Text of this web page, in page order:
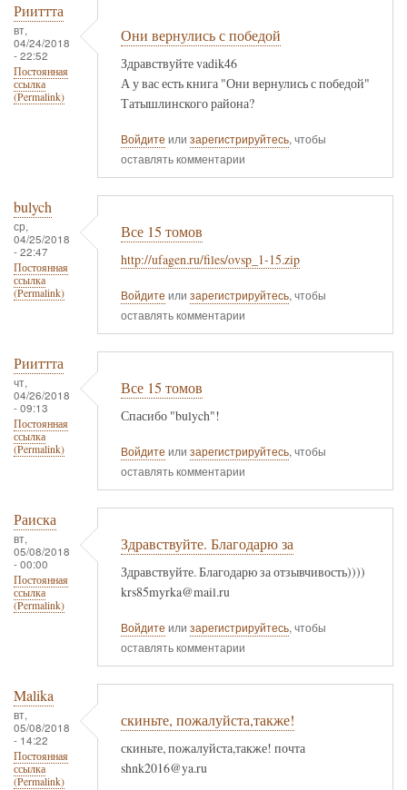
Рииттта
вт,
04/24/2018
- 22:52
Постоянная
ссылка
(Permalink)
Они вернулись с победой
Здравствуйте vadik46
А у вас есть книга "Они вернулись с победой"
Татышлинского района?
Войдите или зарегистрируйтесь, чтобы
оставлять комментарии
bulych
ср,
04/25/2018
- 22:47
Постоянная
ссылка
(Permalink)
Все 15 томов
http://ufagen.ru/files/ovsp_1-15.zip
Войдите или зарегистрируйтесь, чтобы
оставлять комментарии
Рииттта
чт,
04/26/2018
- 09:13
Постоянная
ссылка
(Permalink)
Все 15 томов
Спасибо "bulych"!
Войдите или зарегистрируйтесь, чтобы
оставлять комментарии
Раиска
вт,
05/08/2018
- 00:00
Постоянная
ссылка
(Permalink)
Здравствуйте. Благодарю за
Здравствуйте. Благодарю за отзывчивость))))
krs85myrka@mail.ru
Войдите или зарегистрируйтесь, чтобы
оставлять комментарии
Malika
вт,
05/08/2018
- 14:22
Постоянная
ссылка
(Permalink)
скиньте, пожалуйста,также!
скиньте, пожалуйста,также! почта
shnk2016@ya.ru